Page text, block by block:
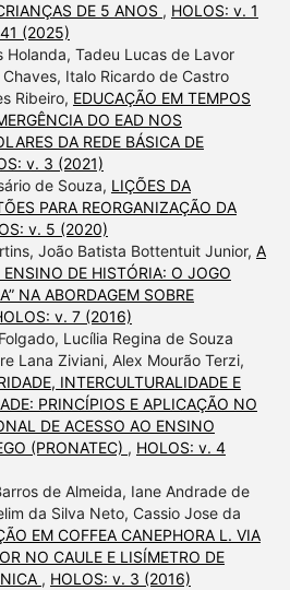
DE 5 ANOS , HOLOS: v. 1
(2025)
Holanda, Tadeu Lucas de Lavor
Italo Ricardo de Castro
Ribeiro, EDUCAÇÃO EM TEMPOS
DO EAD NOS
DA REDE BÁSICA DE
v. 3 (2021)
de Souza, LIÇÕES DA
PARA REORGANIZAÇÃO DA
v. 5 (2020)
João Batista Bottentuit Junior, A
DE HISTÓRIA: O JOGO
NA ABORDAGEM SOBRE
v. 7 (2016)
Lucília Regina de Souza
Lana Ziviani, Alex Mourão Terzi,
INTERCULTURALIDADE E
PRINCÍPIOS E APLICAÇÃO NO
DE ACESSO AO ENSINO
(PRONATEC) , HOLOS: v. 4
de Almeida, Iane Andrade de
da Silva Neto, Cassio Jose da
EM COFFEA CANEPHORA L. VIA
NO CAULE E LISÍMETRO DE
, HOLOS: v. 3 (2016)